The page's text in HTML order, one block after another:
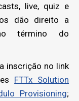
live, quiz e
dão direito a
término do
inscrição no link
FTTx Solution
Provisioning;